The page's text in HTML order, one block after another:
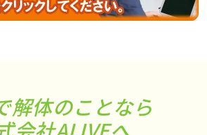
解体のことなら